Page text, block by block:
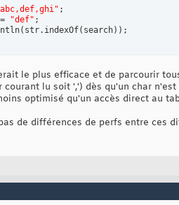
;
"def" ;
( str.indexOf( search) ) ;
le plus efficace et de parcourir
lu soit ',') dès qu'un char
optimisé qu'un accès direct au
de différences de perfs entre ces